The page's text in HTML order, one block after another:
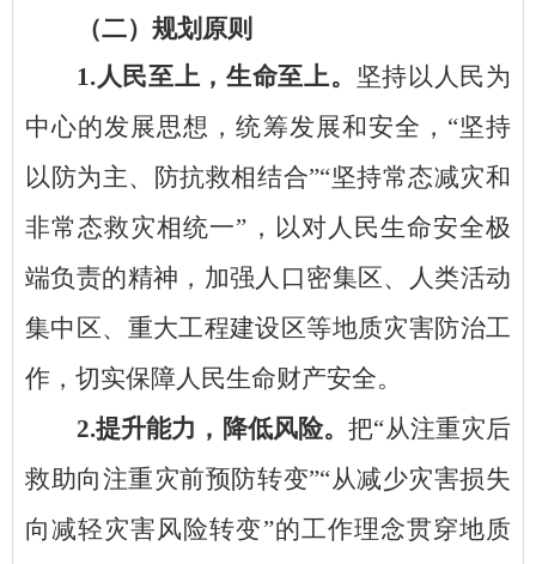
（二）规划原则
1.人民至上，生命至上。
坚持以人民为
中心的发展思想，统筹发展和安全， “坚持
以防为主、防抗救相结合”“坚持常态减灾和
非常态救灾相统一”，以对人民生命安全极
端负责的精神，加强人口密集区、人类活动
集中区、重大工程建设区等地质灾害防治工
作，切实保障人民生命财产安全。
2.提升能力，降低风险。把“从注重灾后
救助向注重灾前预防转变”“从减少灾害损失
向减轻灾害风险转变”的工作理念贯穿地质